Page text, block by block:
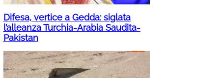
Difesa, vertice a Gedda: siglata
l’alleanza Turchia-Arabia Saudita-
Pakistan